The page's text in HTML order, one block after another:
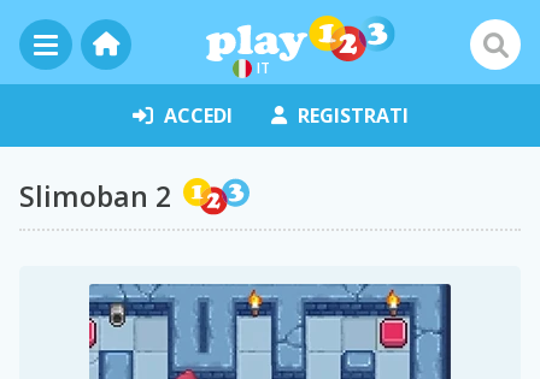
IT
ACCEDI REGISTRATI
Slimoban 2